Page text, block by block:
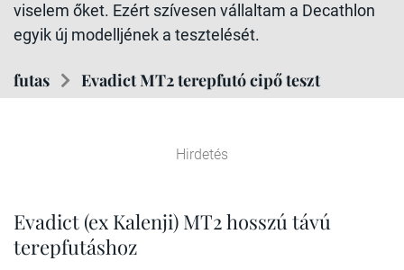
viselem őket. Ezért szívesen vállaltam a Decathlon
egyik új modelljének a tesztelését.
futas Evadict MT2 terepfutó cipő teszt
Hirdetés
Evadict (ex Kalenji) MT2 hosszú távú
terepfutáshoz